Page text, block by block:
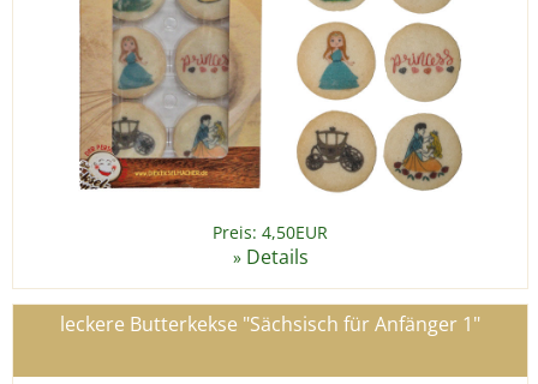
Preis: 4,50EUR
» Details
leckere Butterkekse "Sächsisch für Anfänger 1"